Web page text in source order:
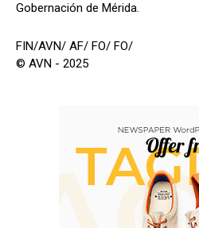
Gobernación de Mérida.
FIN/AVN/ AF/ FO/ FO/
© AVN - 2025